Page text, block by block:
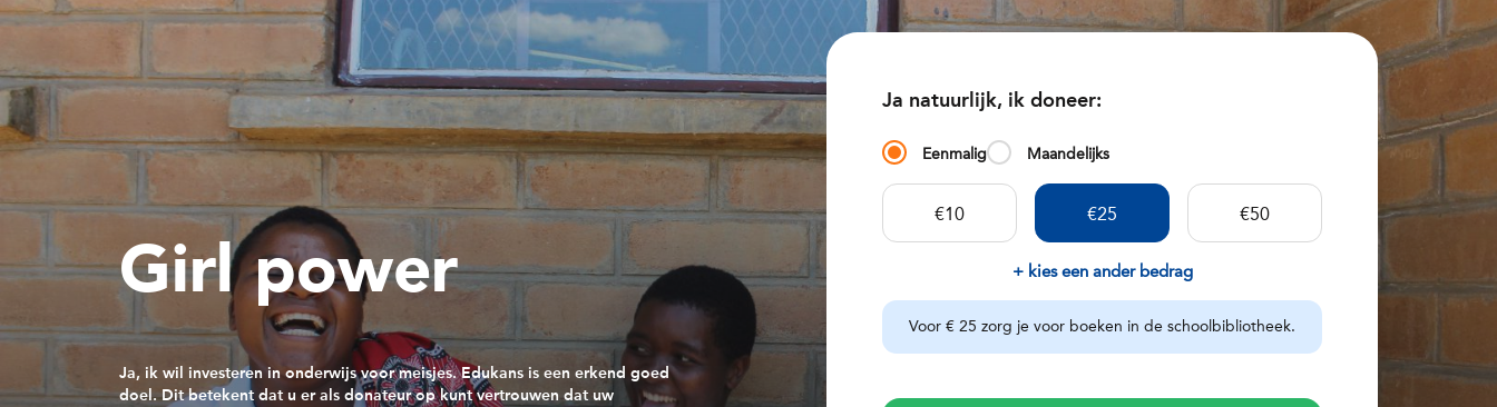
Girl power
Ja, ik wil investeren in onderwijs voor meisjes. Edukans is een erkend goed
doel. Dit betekent dat u er als donateur op kunt vertrouwen dat uw
Ja natuurlijk, ik doneer:
Eenmalig Maandelijks
€10 €25 €50
+ kies een ander bedrag
Voor € 25 zorg je voor boeken in de schoolbibliotheek.